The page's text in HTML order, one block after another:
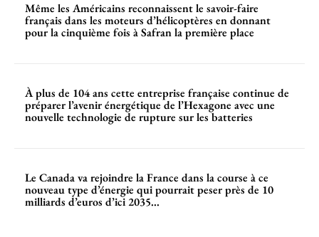
Même les Américains reconnaissent le savoir-faire
français dans les moteurs d’hélicoptères en donnant
pour la cinquième fois à Safran la première place
À plus de 104 ans cette entreprise française continue de
préparer l’avenir énergétique de l’Hexagone avec une
nouvelle technologie de rupture sur les batteries
Le Canada va rejoindre la France dans la course à ce
nouveau type d’énergie qui pourrait peser près de 10
milliards d’euros d’ici 2035...